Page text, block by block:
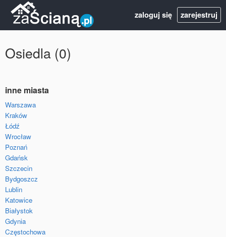
zaloguj się zarejestruj
Osiedla (0)
inne miasta
Warszawa
Kraków
Łódź
Wrocław
Poznań
Gdańsk
Szczecin
Bydgoszcz
Lublin
Katowice
Białystok
Gdynia
Częstochowa